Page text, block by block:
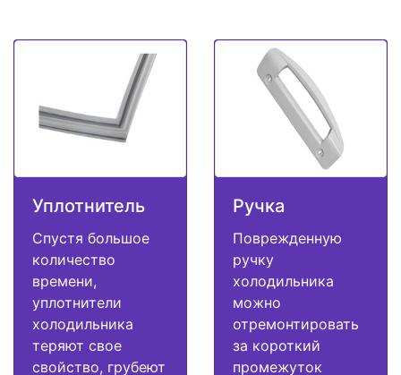
Уплотнитель
Спустя большое
количество
времени,
уплотнители
холодильника
теряют свое
свойство, грубеют
Ручка
Поврежденную
ручку
холодильника
можно
отремонтировать
за короткий
промежуток